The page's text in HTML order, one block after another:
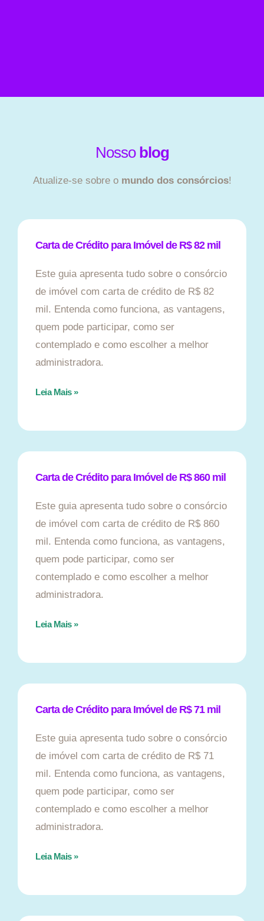
Nosso blog
Atualize-se sobre o mundo dos consórcios!
Carta de Crédito para Imóvel de R$ 82 mil
Este guia apresenta tudo sobre o consórcio
de imóvel com carta de crédito de R$ 82
mil. Entenda como funciona, as vantagens,
quem pode participar, como ser
contemplado e como escolher a melhor
administradora.
Leia Mais »
Carta de Crédito para Imóvel de R$ 860 mil
Este guia apresenta tudo sobre o consórcio
de imóvel com carta de crédito de R$ 860
mil. Entenda como funciona, as vantagens,
quem pode participar, como ser
contemplado e como escolher a melhor
administradora.
Leia Mais »
Carta de Crédito para Imóvel de R$ 71 mil
Este guia apresenta tudo sobre o consórcio
de imóvel com carta de crédito de R$ 71
mil. Entenda como funciona, as vantagens,
quem pode participar, como ser
contemplado e como escolher a melhor
administradora.
Leia Mais »